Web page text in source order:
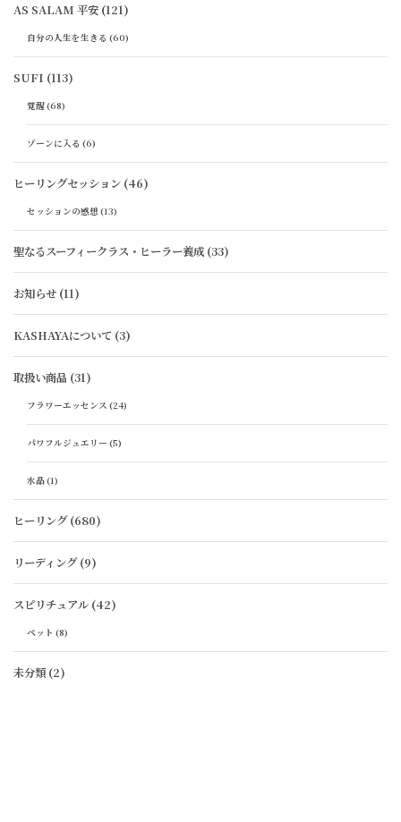
AS SALAM 平安 (121)
自分の人生を生きる (60)
SUFI (113)
覚醒(68)
ゾーンに入る (6)
ヒーリングセッション (46)
セッションの感想 (13)
聖なるスーフィークラス・ヒーラー養成 (33)
お知らせ (11)
KASHAYAについて (3)
取扱い商品 (31)
フラワーエッセンス (24)
パワフルジュエリー (5)
水晶(1)
ヒーリング(680)
リーディング(9)
スピリチュアル (42)
ペット (8)
未分類 (2)